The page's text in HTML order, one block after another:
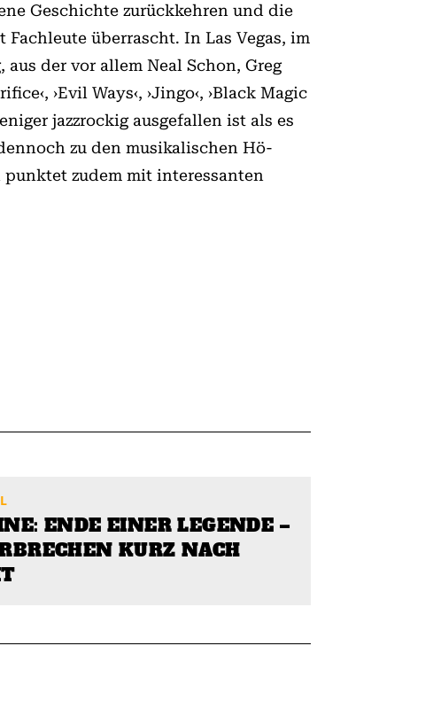
Geschichte zurückkehren und die
überrascht. In Las Vegas, im
aus der vor allem Neal Schon, Greg
›Evil Ways‹, ›Jingo‹, ›Black Magic
jazzrockig ausgefallen ist als es
zu den musikalischen Hö­
zudem mit interessanten
ENDE EINER LEGENDE –
KURZ NACH